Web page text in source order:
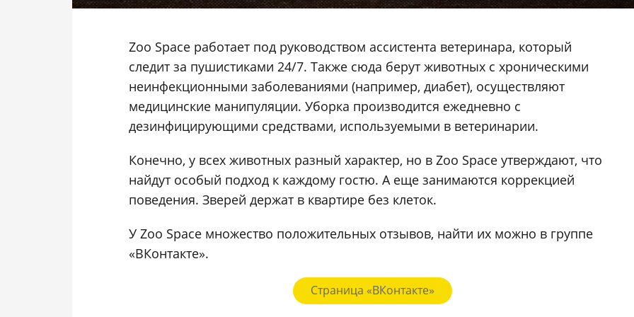
Zoo Space работает под руководством ассистента ветеринара, который
следит за пушистиками 24/7. Также сюда берут животных с хроническими
неинфекционными заболеваниями (например, диабет), осуществляют
медицинские манипуляции. Уборка производится ежедневно с
дезинфицирующими средствами, используемыми в ветеринарии.
Конечно, у всех животных разный характер, но в Zoo Space утверждают, что
найдут особый подход к каждому гостю. А еще занимаются коррекцией
поведения. Зверей держат в квартире без клеток.
У Zoo Space множество положительных отзывов, найти их можно в группе
«ВКонтакте».
Страница «ВКонтакте»